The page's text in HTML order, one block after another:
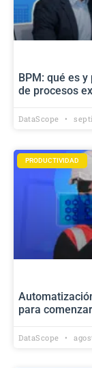
BPM: qué es
de procesos
DataScope
PRODUCTIVIDAD
para comenzar
DataScope